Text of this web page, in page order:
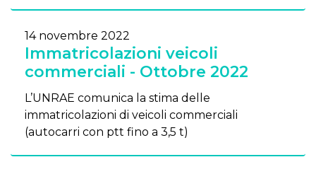
14 novembre 2022
Immatricolazioni veicoli
commerciali - Ottobre 2022
L’UNRAE comunica la stima delle
immatricolazioni di veicoli commerciali
(autocarri con ptt fino a 3,5 t)